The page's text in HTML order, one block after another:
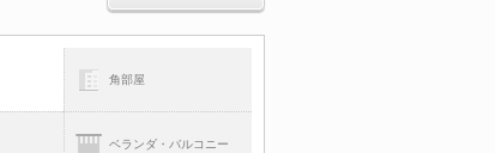
角部屋
ベランダ・バルコニー